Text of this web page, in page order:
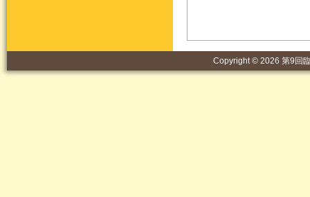
Copyright © 2026 第9回